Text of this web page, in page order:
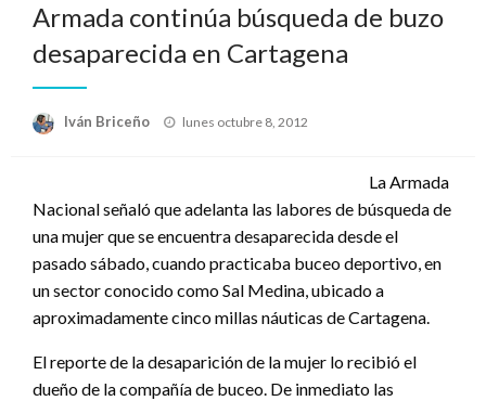
Armada continúa búsqueda de buzo
desaparecida en Cartagena
Iván Briceño
Publicado
lunes octubre 8, 2012
La Armada
Nacional señaló que adelanta las labores de búsqueda de
una mujer que se encuentra desaparecida desde el
pasado sábado, cuando practicaba buceo deportivo, en
un sector conocido como Sal Medina, ubicado a
aproximadamente cinco millas náuticas de Cartagena.
El reporte de la desaparición de la mujer lo recibió el
dueño de la compañía de buceo. De inmediato las